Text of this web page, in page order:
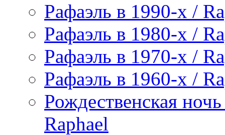
Рафаэль в 1990-х /
Рафаэль в 1980-х /
Рафаэль в 1970-х /
Рафаэль в 1960-х /
Рождественская
Raphael